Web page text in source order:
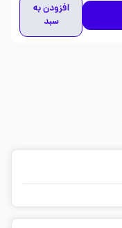
افزودن به
سبد